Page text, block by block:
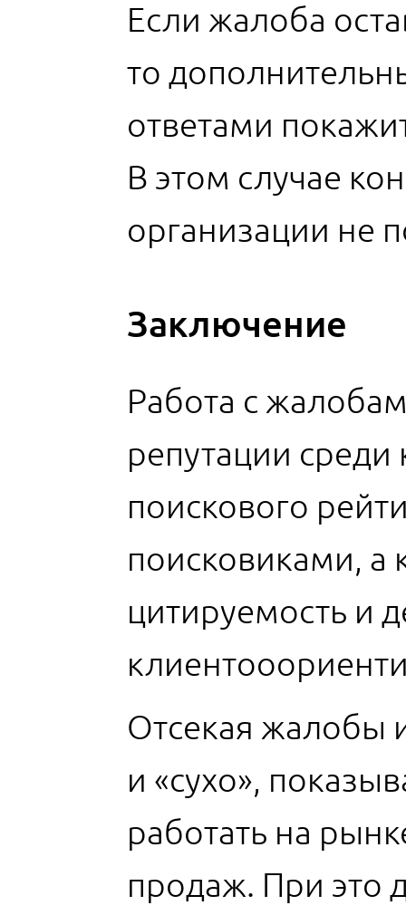
Если жалоба
то
ответами
В этом случае
организации не
Заключение
Работа с
репутации
поискового
поисковиками,
цитируемость и
Отсекая жалобы
и «сухо»,
работать на
продаж. При это